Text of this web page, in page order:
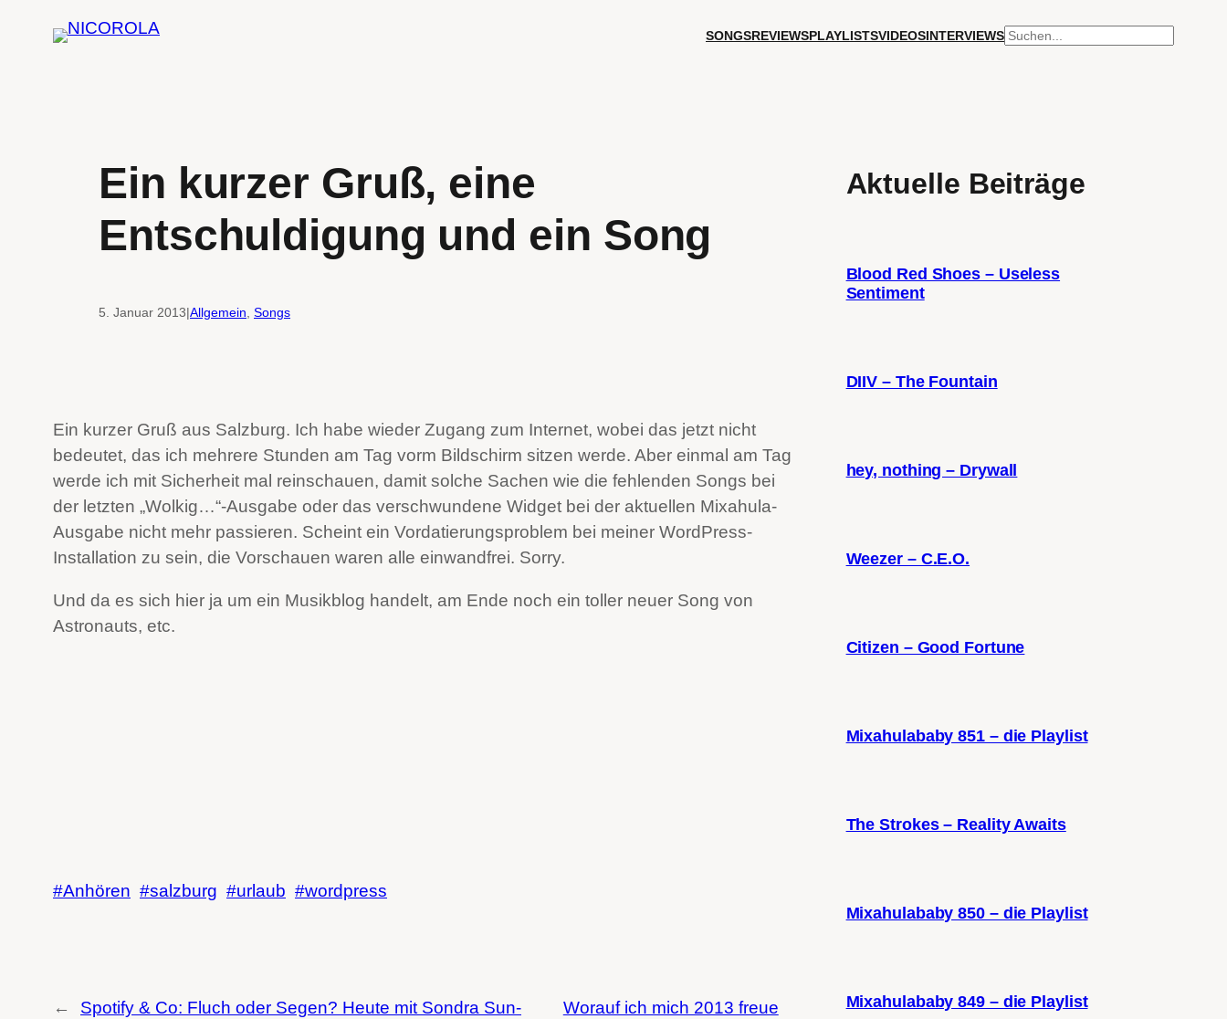
SONGSREVIEWSPLAYLISTSVIDEOSINTERVIEWSSUCHEN
Ein kurzer Gruß, eine
Entschuldigung und ein Song
5. Januar 2013|Allgemein, Songs
Ein kurzer Gruß aus Salzburg. Ich habe wieder Zugang zum Internet, wobei das jetzt nicht
bedeutet, das ich mehrere Stunden am Tag vorm Bildschirm sitzen werde. Aber einmal am Tag
werde ich mit Sicherheit mal reinschauen, damit solche Sachen wie die fehlenden Songs bei
der letzten „Wolkig…“-Ausgabe oder das verschwundene Widget bei der aktuellen Mixahula-
Ausgabe nicht mehr passieren. Scheint ein Vordatierungsproblem bei meiner WordPress-
Installation zu sein, die Vorschauen waren alle einwandfrei. Sorry.
Und da es sich hier ja um ein Musikblog handelt, am Ende noch ein toller neuer Song von
Astronauts, etc.
Anhören salzburg urlaub wordpress
←
Spotify & Co: Fluch oder Segen? Heute mit Sondra Sun-
Worauf ich mich 2013 freue
Aktuelle Beiträge
Blood Red Shoes – Useless
Sentiment
DIIV – The Fountain
hey, nothing – Drywall
Weezer – C.E.O.
Citizen – Good Fortune
Mixahulababy 851 – die Playlist
The Strokes – Reality Awaits
Mixahulababy 850 – die Playlist
Mixahulababy 849 – die Playlist